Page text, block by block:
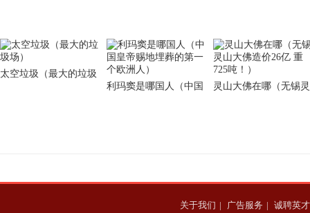
太空垃圾（最大的垃圾
利玛窦是哪国人（中国
灵山大佛在哪（无锡灵
关于我们 | 广告服务 | 诚聘英才